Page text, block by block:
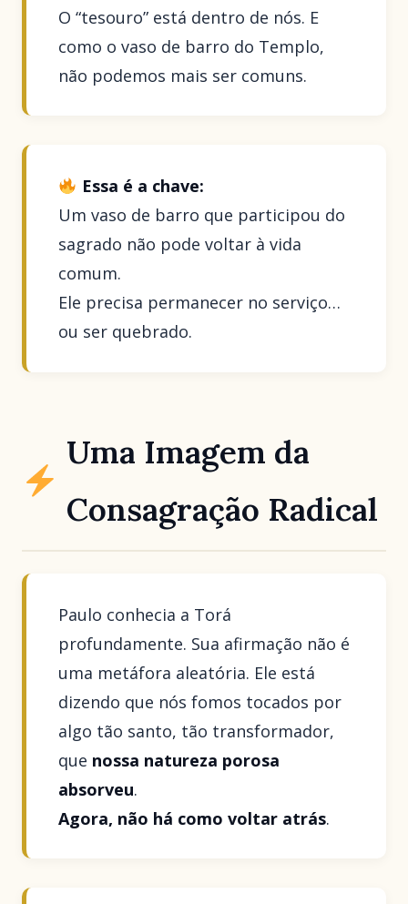
O “tesouro” está dentro de nós. E
como o vaso de barro do Templo,
não podemos mais ser comuns.
Essa é a chave:
Um vaso de barro que participou do
sagrado não pode voltar à vida
comum.
Ele precisa permanecer no serviço…
ou ser quebrado.
Uma Imagem da
Consagração Radical
Paulo conhecia a Torá
profundamente. Sua afirmação não é
uma metáfora aleatória. Ele está
dizendo que nós fomos tocados por
algo tão santo, tão transformador,
que nossa natureza porosa
absorveu.
Agora, não há como voltar atrás.